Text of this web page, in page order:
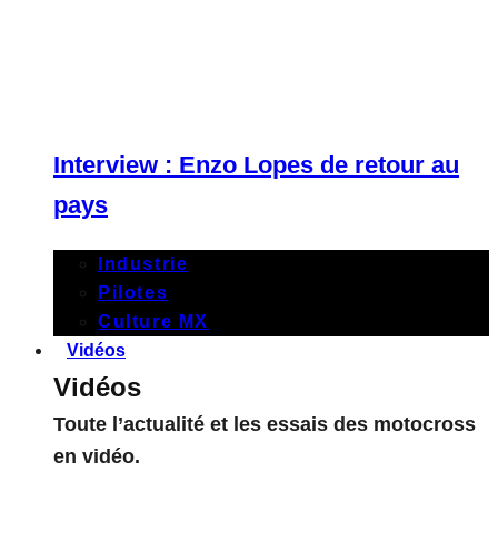
Interview : Enzo Lopes de retour au
pays
Industrie
Pilotes
Culture MX
Vidéos
Vidéos
Toute l’actualité et les essais des motocross
en vidéo.